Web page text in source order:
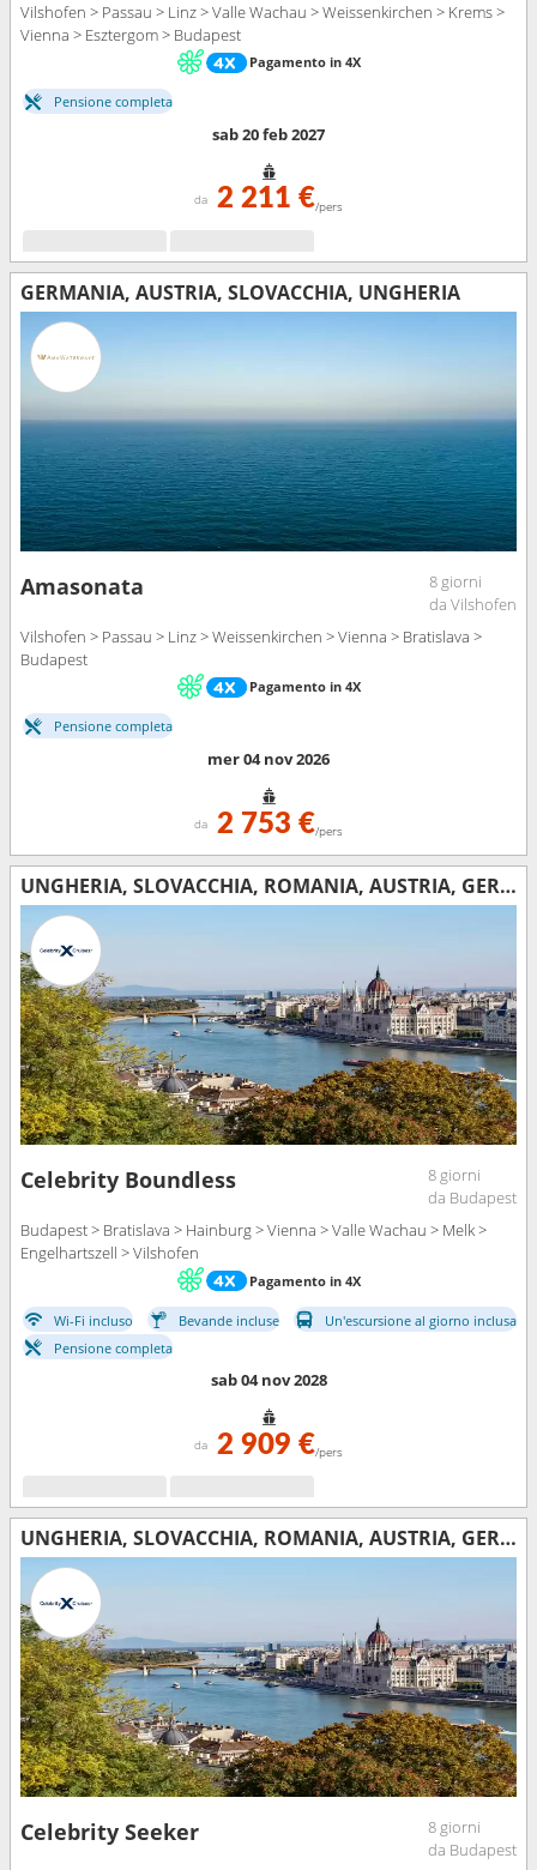
Vilshofen > Passau > Linz > Valle Wachau > Weissenkirchen > Krems >
Vienna > Esztergom > Budapest
Pagamento in 4X
Pensione completa
sab 20 feb 2027
da 2 211 €/pers
GERMANIA, AUSTRIA, SLOVACCHIA, UNGHERIA
Amasonata
8 giorni
da Vilshofen
Vilshofen > Passau > Linz > Weissenkirchen > Vienna > Bratislava >
Budapest
Pagamento in 4X
Pensione completa
mer 04 nov 2026
da 2 753 €/pers
UNGHERIA, SLOVACCHIA, ROMANIA, AUSTRIA, GERMANIA
Celebrity Boundless
8 giorni
da Budapest
Budapest > Bratislava > Hainburg > Vienna > Valle Wachau > Melk >
Engelhartszell > Vilshofen
Pagamento in 4X
Wi-Fi incluso Bevande incluse
Un'escursione al giorno inclusa
Pensione completa
sab 04 nov 2028
da 2 909 €/pers
UNGHERIA, SLOVACCHIA, ROMANIA, AUSTRIA, GERMANIA
Celebrity Seeker
8 giorni
da Budapest